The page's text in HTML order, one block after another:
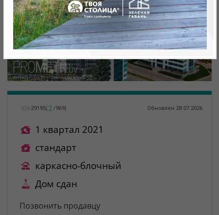
29195( 2 /969) Обновлен 28.07.2026
1 квартал 2021
стандарт
каркасно-блочный
Дом сдан
Позвонить продавцу